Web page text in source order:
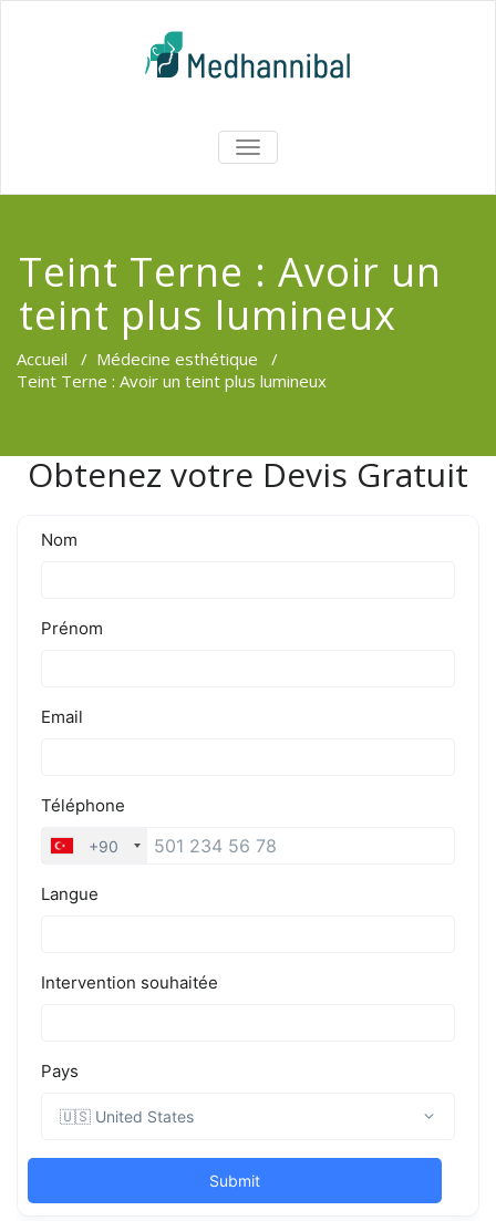
AFFICHER/MASQUER
LA
Teint Terne : Avoir un
teint plus lumineux
Accueil / Médecine esthétique /
Teint Terne : Avoir un teint plus lumineux
Obtenez votre Devis Gratuit